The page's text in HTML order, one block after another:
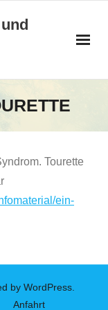
Tourette
ein-
by WordPress
Anfahrt